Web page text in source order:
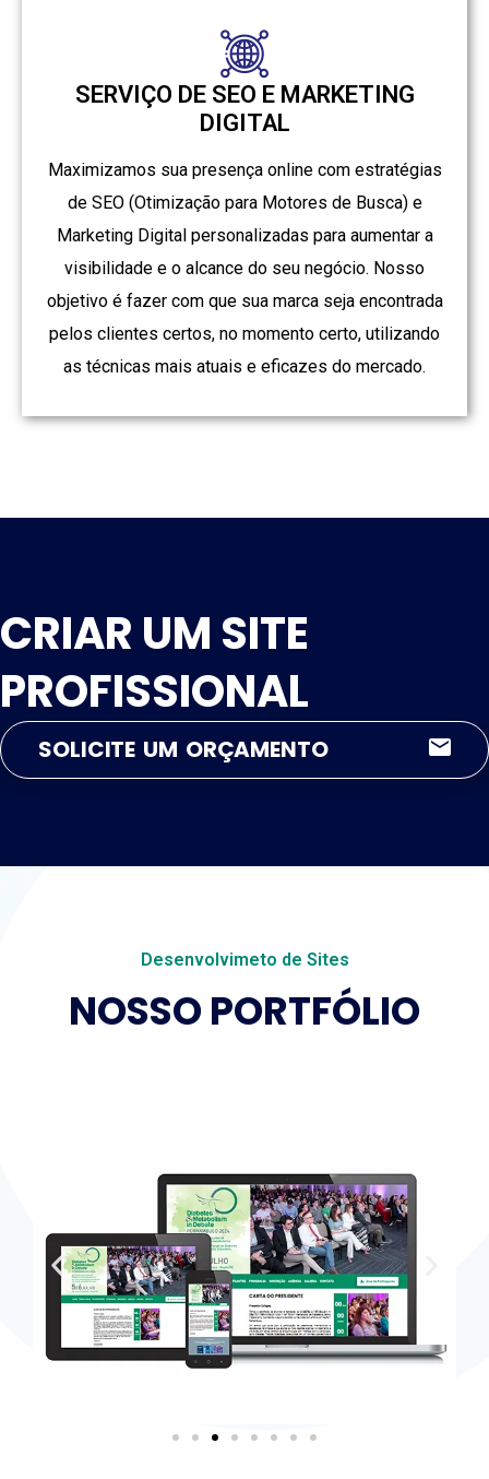
SERVIÇO DE SEO E MARKETING
DIGITAL
Maximizamos sua presença online com estratégias
de SEO (Otimização para Motores de Busca) e
Marketing Digital personalizadas para aumentar a
visibilidade e o alcance do seu negócio. Nosso
objetivo é fazer com que sua marca seja encontrada
pelos clientes certos, no momento certo, utilizando
as técnicas mais atuais e eficazes do mercado.
CRIAR UM SITE
PROFISSIONAL
SOLICITE UM ORÇAMENTO
Desenvolvimeto de Sites
NOSSO PORTFÓLIO